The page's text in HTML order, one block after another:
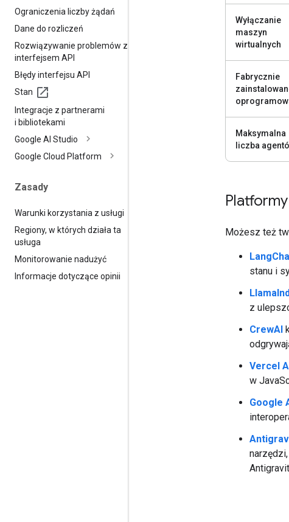
Ograniczenia liczby żądań
Dane do rozliczeń
Rozwiązywanie problemów z
interfejsem API
Błędy interfejsu API
Stan
Integracje z partnerami
i bibliotekami
Google AI Studio
Google Cloud Platform
Zasady
Warunki korzystania z usługi
Regiony, w których działa ta
usługa
Monitorowanie nadużyć
Informacje dotyczące opinii
Wyłączanie
maszyn
wirtualnych
Fabrycznie
Maksymalna
liczba
Możesz też
stanu i
z
CrewAI
Vercel
w
Google